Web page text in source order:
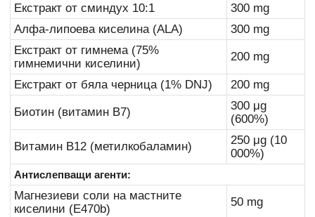
Екстракт от сминдух 10:1
300 mg
Алфа-липоева киселина (ALA)
300 mg
Екстракт от гимнема (75%
гимнемични киселини)
200 mg
Екстракт от бяла черница (1% DNJ) 200 mg
Биотин (витамин B7)
300 μg
(600%)
Витамин B12 (метилкобаламин)
250 μg (10
000%)
Антислепващи агенти:
Магнезиеви соли на мастните
киселини (E470b)
50 mg